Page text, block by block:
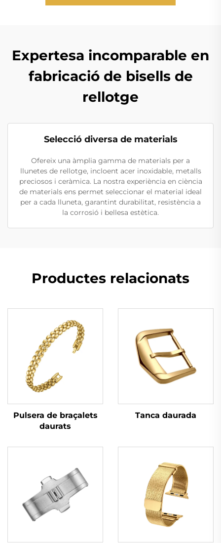
Expertesa incomparable en
fabricació de bisells de
rellotge
Selecció diversa de materials
Ofereix una àmplia gamma de materials per a
llunetes de rellotge, incloent acer inoxidable, metalls
preciosos i ceràmica. La nostra experiència en ciència
de materials ens permet seleccionar el material ideal
per a cada lluneta, garantint durabilitat, resistència a
la corrosió i bellesa estètica.
Productes relacionats
Pulsera de braçalets
daurats
Tanca daurada